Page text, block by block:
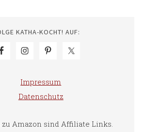
KATHA-KOCHT! AUF:
Impressum
Datenschutz
Amazon sind Affiliate Links.